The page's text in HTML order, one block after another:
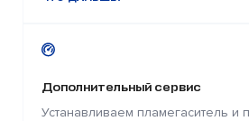
Дополнительный сервис
Устанавливаем пламегаситель и